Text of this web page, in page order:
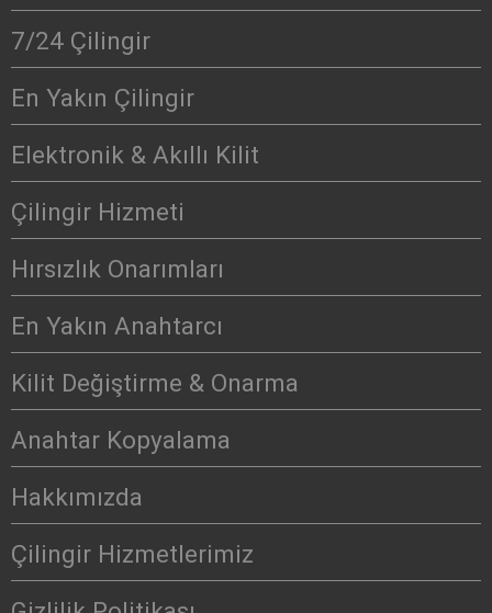
7/24 Çilingir
En Yakın Çilingir
Elektronik & Akıllı Kilit
Çilingir Hizmeti
Hırsızlık Onarımları
En Yakın Anahtarcı
Kilit Değiştirme & Onarma
Anahtar Kopyalama
Hakkımızda
Çilingir Hizmetlerimiz